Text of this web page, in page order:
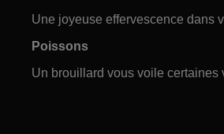
Une joyeuse effervescence dans
Poissons
Un brouillard vous voile certaines